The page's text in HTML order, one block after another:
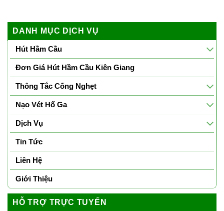
DANH MỤC DỊCH VỤ
Hút Hầm Cầu
Đơn Giá Hút Hầm Cầu Kiên Giang
Thông Tắc Cống Nghẹt
Nạo Vét Hố Ga
Dịch Vụ
Tin Tức
Liên Hệ
Giới Thiệu
HỖ TRỢ TRỰC TUYẾN